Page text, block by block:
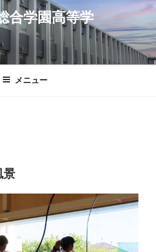
合学園高等学
メニュー
景